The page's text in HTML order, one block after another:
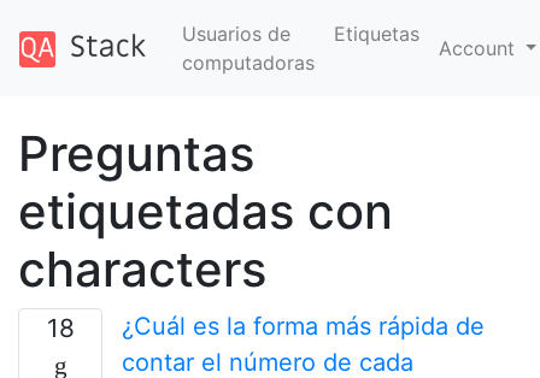
Usuarios de
computadoras
Etiquetas
Account
Preguntas
etiquetadas con
characters
18
¿Cuál es la forma más rápida de
contar el número de cada